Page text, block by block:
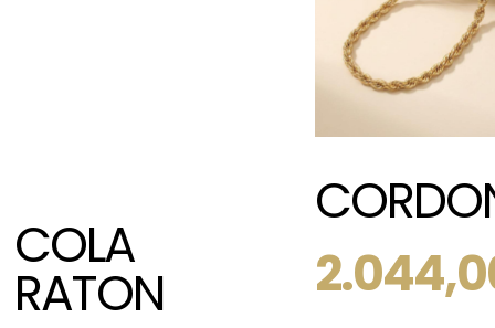
COLA
RATON